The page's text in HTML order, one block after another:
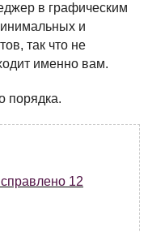
в графическим
и
так что не
именно вам.
порядка.
12